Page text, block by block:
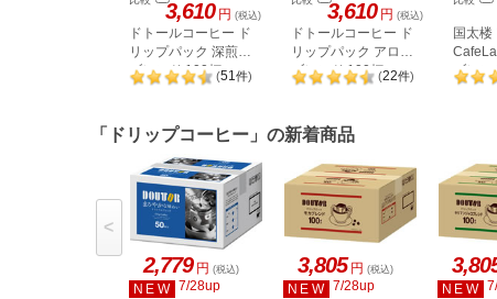
3,610 円 (税込)
ドトールコーヒー ド
リップパック 深煎り
ブレンド 100杯
(51件)
3,610 円 (税込)
ドトールコーヒー ド
リップパック アロマ
ブレンド 100杯
(22件)
国太楼
ブレ
「ドリップコーヒー」の新着商品
2,779 円 (税込)
NEW 7/28up
3,805 円 (税込)
NEW 7/28up
NEW
<